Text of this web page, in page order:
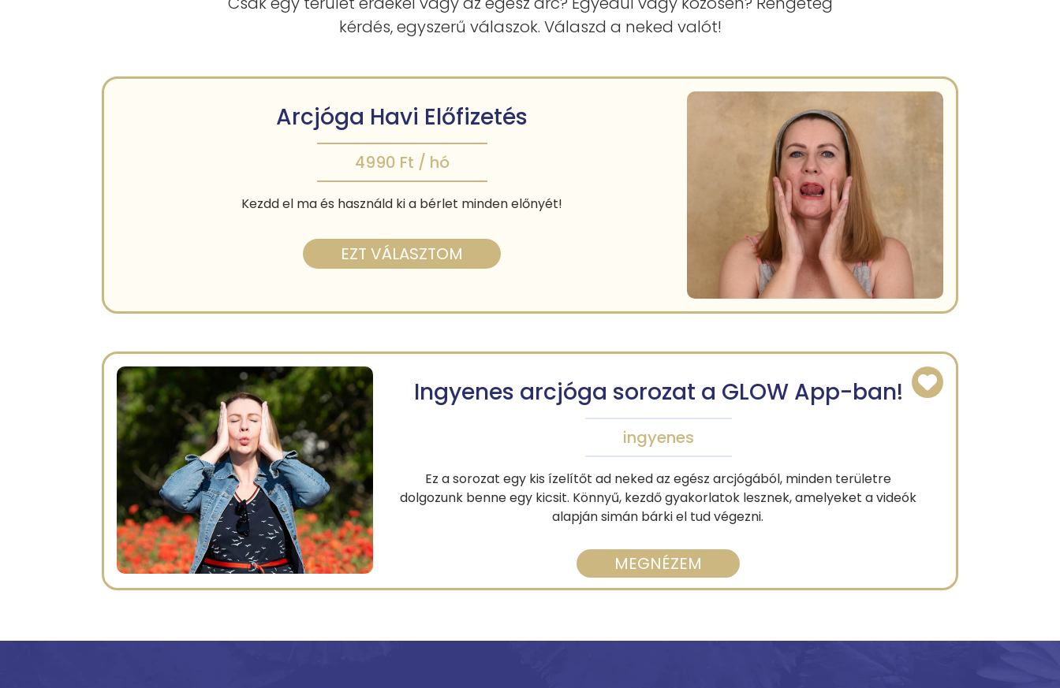
kérdés, egyszerű válaszok. Válaszd a neked valót!
Arcjóga Havi Előfizetés
4990 Ft / hó
Kezdd el ma és használd ki a bérlet minden előnyét!
EZT VÁLASZTOM
Ingyenes arcjóga sorozat a GLOW App-ban!
ingyenes
Ez a sorozat egy kis ízelítőt ad neked az egész arcjógából, minden területre
dolgozunk benne egy kicsit. Könnyű, kezdő gyakorlatok lesznek, amelyeket a videók
alapján simán bárki el tud végezni.
MEGNÉZEM